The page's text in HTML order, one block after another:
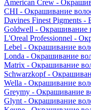
American Crew -
CHI - Окрашивание
Davines Finest Pigments
Goldwell - Окрашивание
L'Oreal Professionnel -
Lebel - Окрашивание
Londa - Окрашивание
Matrix - Окрашивание
Schwarzkopf -
Wella - Окрашивание
Greymy - Окрашивание
Glynt - Окрашивание